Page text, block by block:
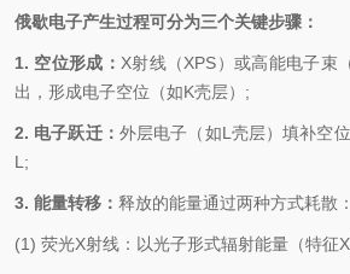
俄歇电子产生过程可分为三个关键步骤：
1. 空位形成： X射线（XPS）或高能电子束
出，形成电子空位（如K壳层）;
2. 电子跃迁： 外层电子（如L壳层）填补空
L;
3. 能量转移： 释放的能量通过两种方式耗散：
(1) 荧光X射线：以光子形式辐射能量（特征X